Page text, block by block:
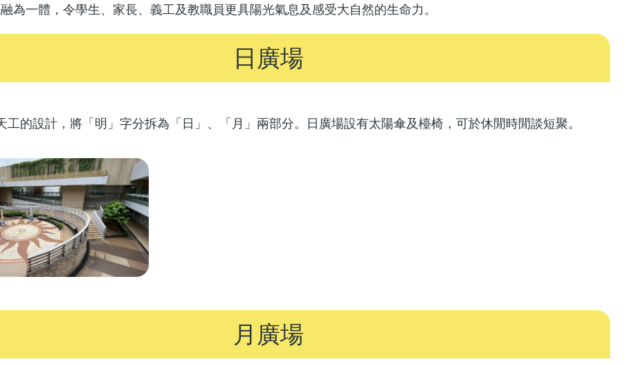
為一體，令學生、家長、義工及教職員更具陽光氣息及感受大自然的生命力。
日廣場
工的設計，將「明」字分拆為「日」、「月」兩部分。日廣場設有太陽傘及檯椅，可於休閒時閒談短聚。
月廣場